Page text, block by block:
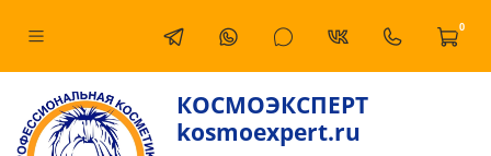
0
КОСМОЭКСПЕРТ
kosmoexpert.ru